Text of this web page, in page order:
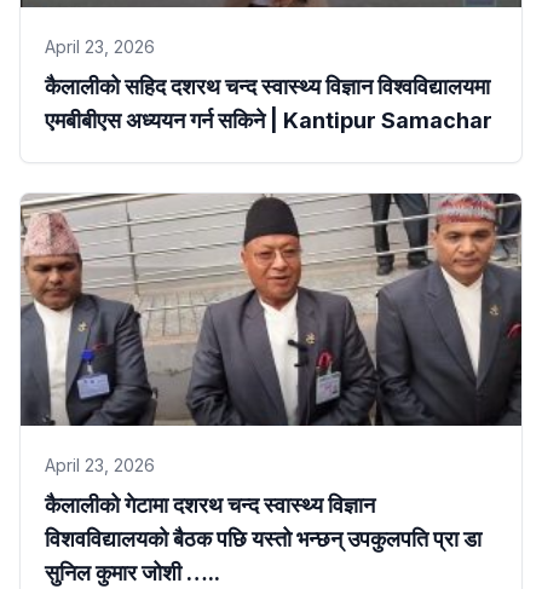
April 23, 2026
कैलालीको सहिद दशरथ चन्द स्वास्थ्य विज्ञान विश्वविद्यालयमा
एमबीबीएस अध्ययन गर्न सकिने | Kantipur Samachar
April 23, 2026
कैलालीको गेटामा दशरथ चन्द स्वास्थ्य विज्ञान
विशवविद्यालयको बैठक पछि यस्तो भन्छन् उपकुलपति प्रा डा
सुनिल कुमार जोशी …..